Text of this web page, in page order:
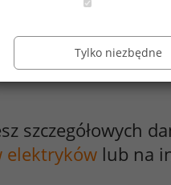
szczegółowych
elektryków lub na
Tylko niezbędne